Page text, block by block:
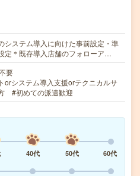
システム導入に向けた事前設定・準
定＊既存導入店舗のフォローア…
要
システム導入支援orテクニカルサ
#初めての派遣歓迎
40代 50代
60代